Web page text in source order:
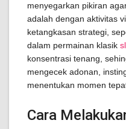
menyegarkan pikiran
adalah dengan aktivitas
ketangkasan strategi,
dalam permainan klasik
konsentrasi tenang,
mengecek adonan,
menentukan momen
Cara